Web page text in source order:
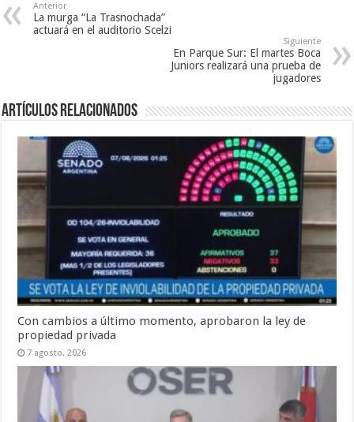
Anterior
La murga “La Trasnochada”
actuará en el auditorio Scelzi
Siguiente
En Parque Sur: El martes Boca
Juniors realizará una prueba de
jugadores
Artículos Relacionados
Con cambios a último momento, aprobaron la ley de
propiedad privada
7 agosto, 2026